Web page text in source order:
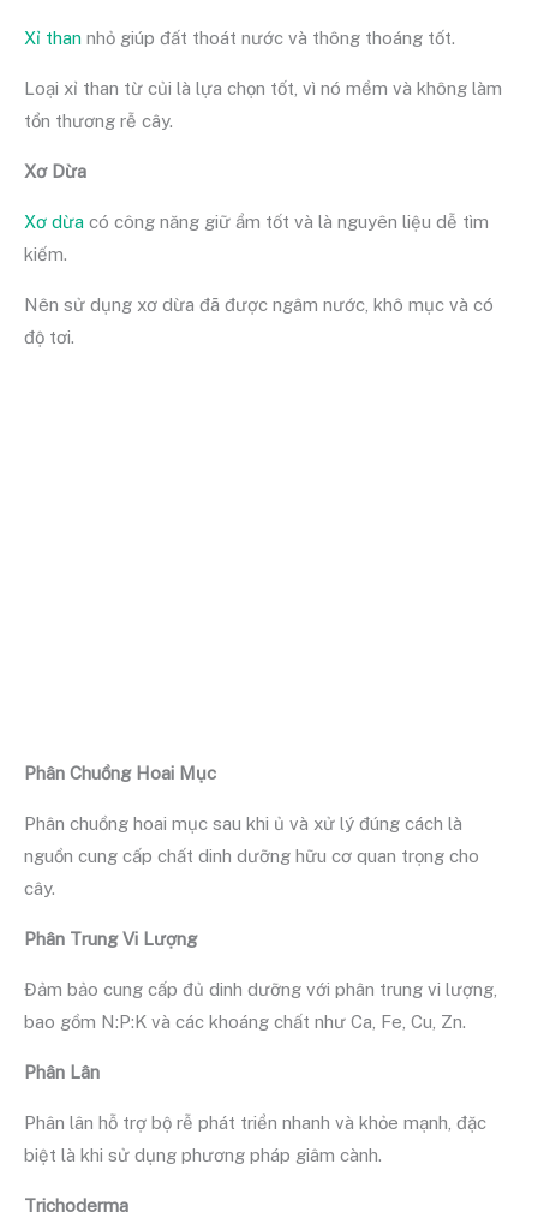
Xỉ than nhỏ giúp đất thoát nước và thông thoáng tốt.
Loại xỉ than từ củi là lựa chọn tốt, vì nó mềm và không làm
tổn thương rễ cây.
Xơ Dừa
Xơ dừa có công năng giữ ẩm tốt và là nguyên liệu dễ tìm
kiếm.
Nên sử dụng xơ dừa đã được ngâm nước, khô mục và có
độ tơi.
Phân Chuồng Hoai Mục
Phân chuồng hoai mục sau khi ủ và xử lý đúng cách là
nguồn cung cấp chất dinh dưỡng hữu cơ quan trọng cho
cây.
Phân Trung Vi Lượng
Đảm bảo cung cấp đủ dinh dưỡng với phân trung vi lượng,
bao gồm N:P:K và các khoáng chất như Ca, Fe, Cu, Zn.
Phân Lân
Phân lân hỗ trợ bộ rễ phát triển nhanh và khỏe mạnh, đặc
biệt là khi sử dụng phương pháp giâm cành.
Trichoderma